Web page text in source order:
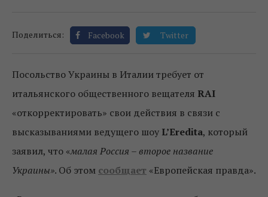
Поделиться: Facebook Twitter
Посольство Украины в Италии требует от
итальянского общественного вещателя RAI
«откорректировать» свои действия в связи с
высказываниями ведущего шоу L’Eredita, который
заявил, что «малая Россия – второе название
Украины». Об этом сообщает «Европейская правда».